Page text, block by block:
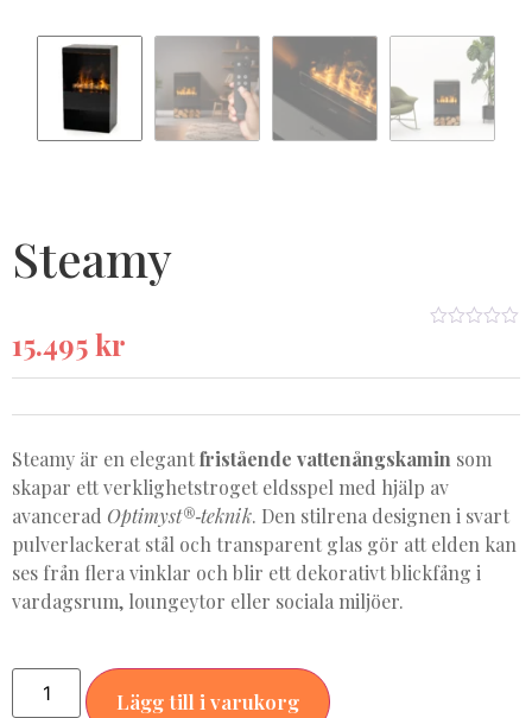
Steamy
15.495kr
Steamy är en elegantfristående vattenångskamin som
skapar ett verklighetstroget elds­spel med hjälp av
avancerad Optimyst®‑teknik. Den stilrena designen i svart
pulverlackerat stål och transparent glas gör att elden kan
ses från flera vinklar och blir ett dekorativt blickfång i
vardagsrum, loungeytor eller sociala miljöer.
Lägg till i varukorg